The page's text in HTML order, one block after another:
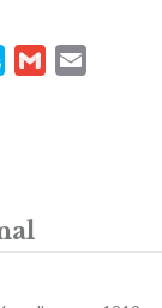
Skype Gmail